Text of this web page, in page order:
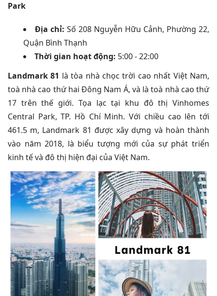
Park
Địa chỉ: Số 208 Nguyễn Hữu Cảnh, Phường 22,
Quận Bình Thạnh
Thời gian hoạt động: 5:00 - 22:00
Landmark 81 là tòa nhà chọc trời cao nhất Việt Nam,
toà nhà cao thứ hai Đông Nam Á, và là toà nhà cao thứ
17 trên thế giới. Tọa lạc tại khu đô thị Vinhomes
Central Park, TP. Hồ Chí Minh. Với chiều cao lên tới
461.5 m, Landmark 81 được xây dựng và hoàn thành
vào năm 2018, là biểu tượng mới của sự phát triển
kinh tế và đô thị hiện đại của Việt Nam.